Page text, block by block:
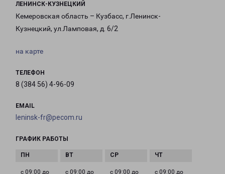
ЛЕНИНСК-КУЗНЕЦКИЙ
Кемеровская область – Кузбасс, г.Ленинск-
Кузнецкий, ул.Ламповая, д. 6/2
на карте
ТЕЛЕФОН
8 (384 56) 4-96-09
EMAIL
leninsk-fr@pecom.ru
ГРАФИК РАБОТЫ
с 09:00 до
с 09:00 до
с 09:00 до
с 09:00 до